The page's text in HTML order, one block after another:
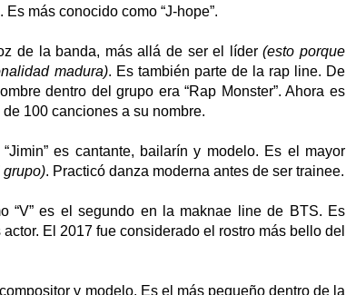
. Es más conocido como “J-hope”.
de la banda, más allá de ser el líder(esto porque
madura). Es también parte de la rap line. De
dentro del grupo era “Rap Monster”. Ahora es
100 canciones a su nombre.
es cantante, bailarín y modelo. Es el mayor
grupo). Practicó danza moderna antes de ser trainee.
“V” es el segundo en la maknae line de BTS. Es
El 2017 fue considerado el rostro más bello del
y modelo. Es el más pequeño dentro de la